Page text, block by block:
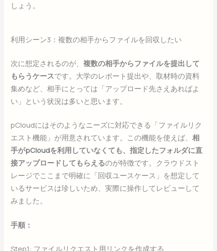
しょう。
利用シーン3：複数の相手からファイルを回収したい
次に想定されるのが、複数の相手からファイルを提出して
もらうケースです。大学のレポート提出や、取材時の資料
集めなど、相手にとっては「アップロード先さえあればよ
い」という状況は多いと思います。
pCloudにはそのようなニーズに対応できる「ファイルリク
エスト機能」が用意されています。この機能を使えば、相
手がpCloudを利用していなくても、指定したフォルダに直
接アップロードしてもらえるのが特徴です。クラウドスト
レージでここまで明確に「回収ユースケース」を想定して
いるサービスは珍しいため、実際に操作してレビューして
みました。
手順：
Step1: ファイルリクエスト用リンクを作成する